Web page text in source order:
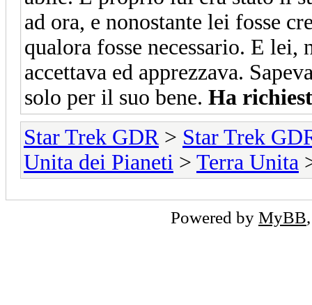
ad ora, e nonostante lei fosse
qualora fosse necessario. E
accettava ed apprezzava.
solo per il suo bene. Ha
Star Trek GDR > Star Trek
Unita dei Pianeti > Terra Unita
Powered by MyBB